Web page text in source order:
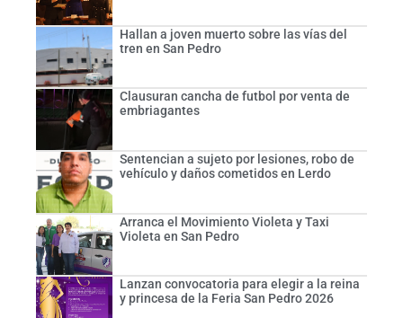
Hallan a joven muerto sobre las vías del
tren en San Pedro
Clausuran cancha de futbol por venta de
embriagantes
Sentencian a sujeto por lesiones, robo de
vehículo y daños cometidos en Lerdo
Arranca el Movimiento Violeta y Taxi
Violeta en San Pedro
Lanzan convocatoria para elegir a la reina
y princesa de la Feria San Pedro 2026